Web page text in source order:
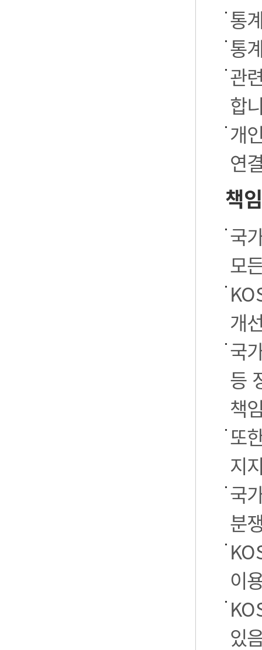
통
통
관
합
개
연
책
국
모
개
국
등
책
또
지
국
분
이
있